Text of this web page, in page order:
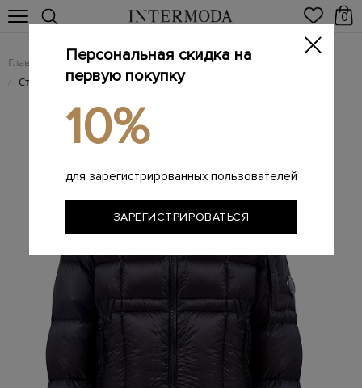
0
Главная Мужчинам / Одежда / Пуховики
/ Стеганый пуховик D.D. Shell с фирменной линзой на рукаве
Персональная скидка на
первую покупку
10%
для зарегистрированных пользователей
ЗАРЕГИСТРИРОВАТЬСЯ